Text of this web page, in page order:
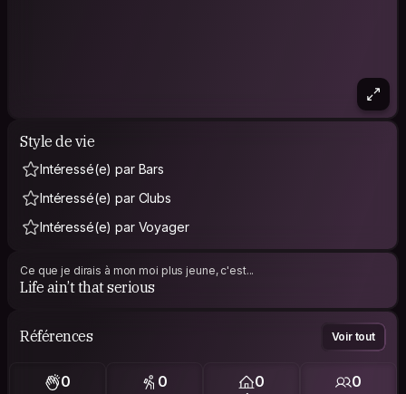
Style de vie
Intéressé(e) par Bars
Intéressé(e) par Clubs
Intéressé(e) par Voyager
Ce que je dirais à mon moi plus jeune, c'est...
Life ain’t that serious
Références Voir tout
0 0 0 0